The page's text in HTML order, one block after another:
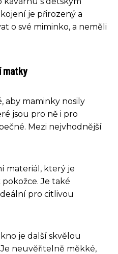
je přirozený a
o své miminko, a neměli
matky
aby maminky nosily
jsou pro ně i pro
Mezi nejvhodnější
materiál, který je
Je také
pro citlivou
je další skvělou
neuvěřitelně měkké,